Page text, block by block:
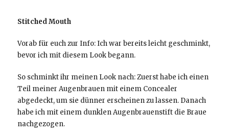
Stitched Mouth
Vorab für euch zur Info: Ich war bereits leicht geschminkt,
bevor ich mit diesem Look begann.
So schminkt ihr meinen Look nach:Zuerst habe ich einen
Teil meiner Augenbrauen mit einem Concealer
abgedeckt, um sie dünner erscheinen zu lassen. Danach
habe ich mit einem dunklen Augenbrauenstift die Braue
nachgezogen.